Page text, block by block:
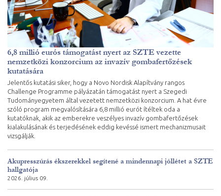
6,8 millió eurós támogatást nyert az SZTE vezette
nemzetközi konzorcium az invazív gombafertőzések
kutatására
Jelentős kutatási siker, hogy a Novo Nordisk Alapítvány rangos
Challenge Programme pályázatán támogatást nyert a Szegedi
Tudományegyetem által vezetett nemzetközi konzorcium. A hat évre
szóló program megvalósítására 6,8 millió eurót ítéltek oda a
kutatóknak, akik az emberekre veszélyes invazív gombafertőzések
kialakulásának és terjedésének eddig kevéssé ismert mechanizmusait
vizsgálják.
Akupresszúrás ékszerekkel segítené a mindennapi jóllétet a SZTE
hallgatója
2026. július 09.